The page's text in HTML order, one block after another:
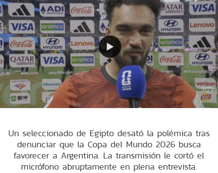
Un seleccionado de Egipto desató la polémica tras
denunciar que la Copa del Mundo 2026 busca
favorecer a Argentina. La transmisión le cortó el
micrófono abruptamente en plena entrevista.